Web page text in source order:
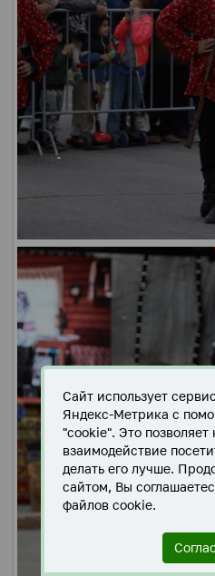
Сайт использует
Яндекс-Метрика с
"cookie". Это
взаимодействие
делать его лучше.
сайтом, Вы
файлов cookie.